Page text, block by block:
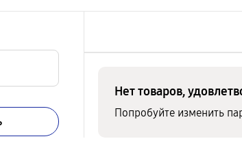
Нет товаров,
Попробуйте изменить